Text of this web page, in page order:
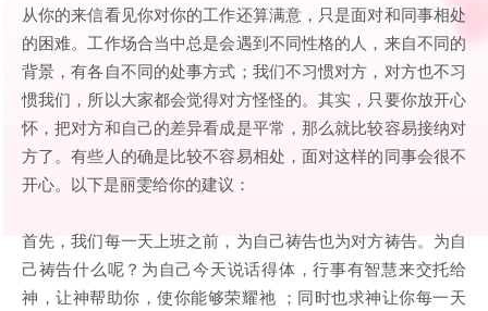
从你的来信看见你对你的工作还算满意，只是面对和同事相处
的困难。工作场合当中总是会遇到不同性格的人，来自不同的
背景，有各自不同的处事方式；我们不习惯对方，对方也不习
惯我们，所以大家都会觉得对方怪怪的。其实，只要你放开心
怀，把对方和自己的差异看成是平常，那么就比较容易接纳对
方了。有些人的确是比较不容易相处，面对这样的同事会很不
开心。以下是丽雯给你的建议：
首先，我们每一天上班之前，为自己祷告也为对方祷告。为自
己祷告什么呢？为自己今天说话得体，行事有智慧来交托给
神，让神帮助你，使你能够荣耀祂 ；同时也求神让你每一天